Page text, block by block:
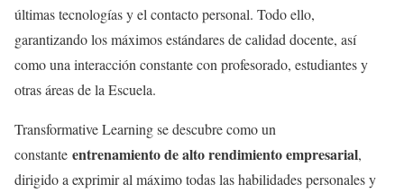
últimas tecnologías y el contacto personal. Todo ello,
garantizando los máximos estándares de calidad docente, así
como una interacción constante con profesorado, estudiantes y
otras áreas de la Escuela.
Transformative Learning se descubre como un
constante entrenamiento de alto rendimiento empresarial,
dirigido a exprimir al máximo todas las habilidades personales y